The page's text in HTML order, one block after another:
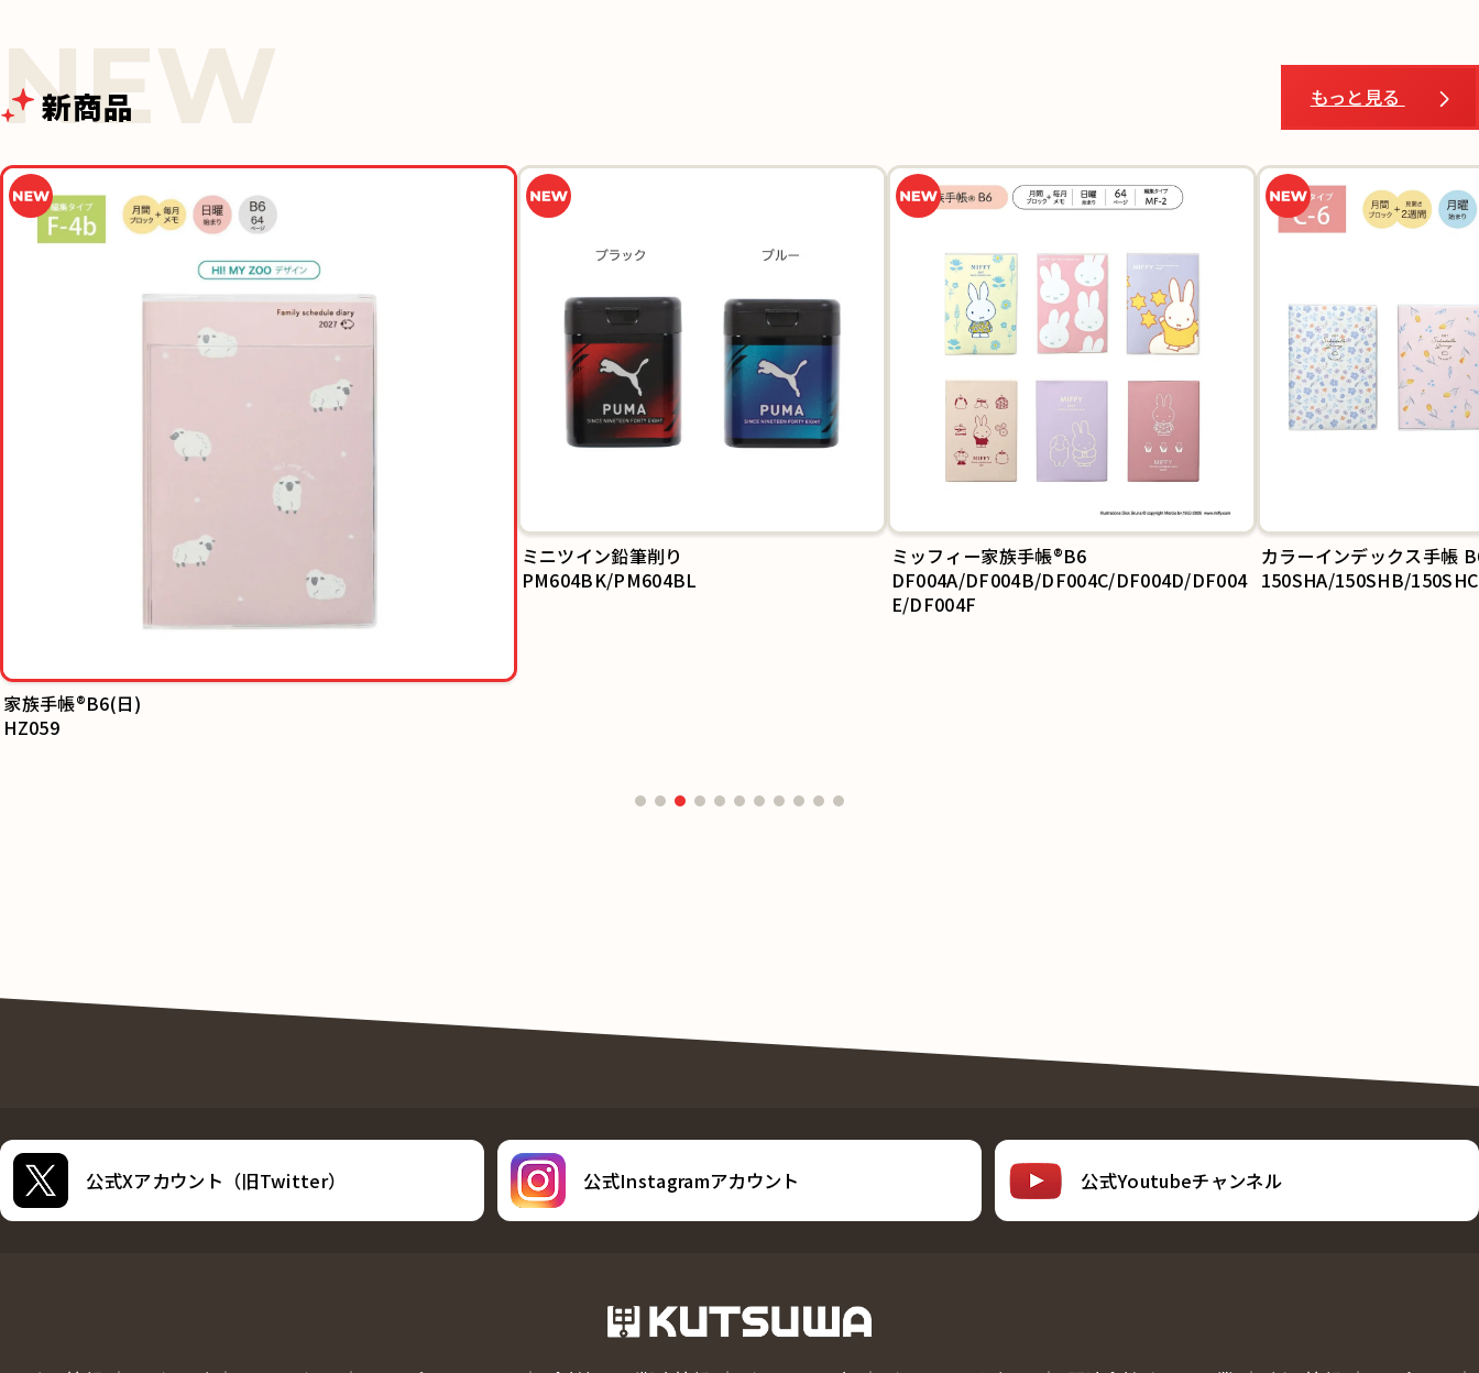
新商品 もっと見る
ミニツイン鉛筆削り
PM604BK/PM604BL
ミッフィー家族手帳®B6
DF004A/DF004B/DF004C/DF004D/DF004
カラーインデックス手帳 B6週間
150SHA/150SHB/150SHC
ミッフィー家族手帳
DF005
公式Xアカウント（旧Twitter） 公式Instagramアカウント 公式Youtubeチャンネル